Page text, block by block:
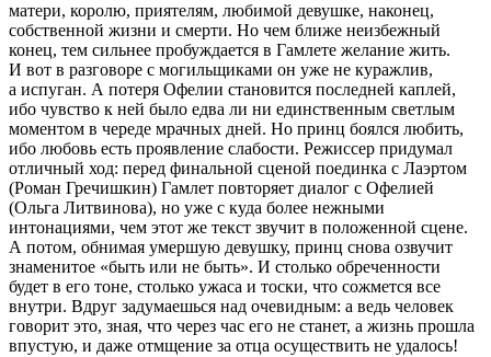
матери, королю, приятелям, любимой девушке, наконец,
собственной жизни и смерти. Но чем ближе неизбежный
конец, тем сильнее пробуждается в Гамлете желание жить.
И вот в разговоре с могильщиками он уже не куражлив,
а испуган. А потеря Офелии становится последней каплей,
ибо чувство к ней было едва ли ни единственным светлым
моментом в череде мрачных дней. Но принц боялся любить,
ибо любовь есть проявление слабости. Режиссер придумал
отличный ход: перед финальной сценой поединка с Лаэртом
(Роман Гречишкин) Гамлет повторяет диалог с Офелией
(Ольга Литвинова), но уже с куда более нежными
интонациями, чем этот же текст звучит в положенной сцене.
А потом, обнимая умершую девушку, принц снова озвучит
знаменитое «быть или не быть». И столько обреченности
будет в его тоне, столько ужаса и тоски, что сожмется все
внутри. Вдруг задумаешься над очевидным: а ведь человек
говорит это, зная, что через час его не станет, а жизнь прошла
впустую, и даже отмщение за отца осуществить не удалось!